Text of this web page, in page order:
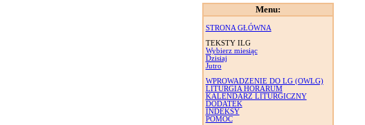
Menu:
STRONA GŁÓWNA
TEKSTY ILG
Wybierz miesiąc
Dzisiaj
Jutro
WPROWADZENIE DO LG (OWLG)
LITURGIA HORARUM
KALENDARZ LITURGICZNY
DODATEK
INDEKSY
POMOC